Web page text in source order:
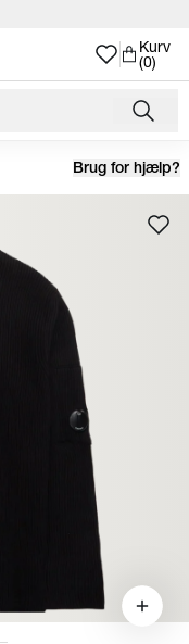
Kurv
(0)
Brug for hjælp?